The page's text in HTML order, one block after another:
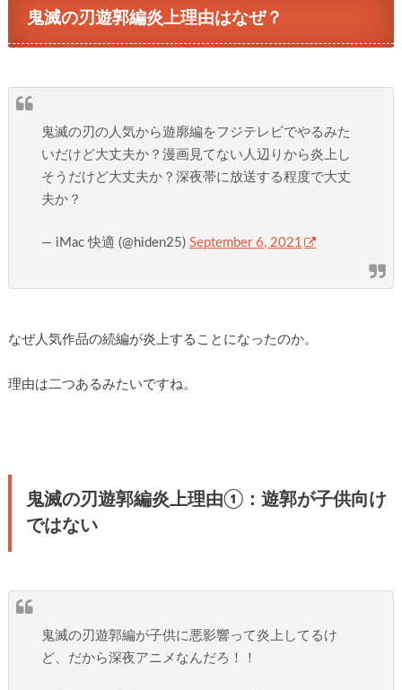
鬼滅の刃遊郭編炎上理由はなぜ？
鬼滅の刃の人気から遊廓編をフジテレビでやるみた
いだけど大丈夫か？漫画見てない人辺りから炎上し
そうだけど大丈夫か？深夜帯に放送する程度で大丈
夫か？
— iMac 快適 (@hiden25)September 6, 2021
なぜ人気作品の続編が炎上することになったのか。
理由は二つあるみたいですね。
鬼滅の刃遊郭編炎上理由①：遊郭が子供向け
ではない
鬼滅の刃遊郭編が子供に悪影響って炎上してるけ
ど、だから深夜アニメなんだろ！！